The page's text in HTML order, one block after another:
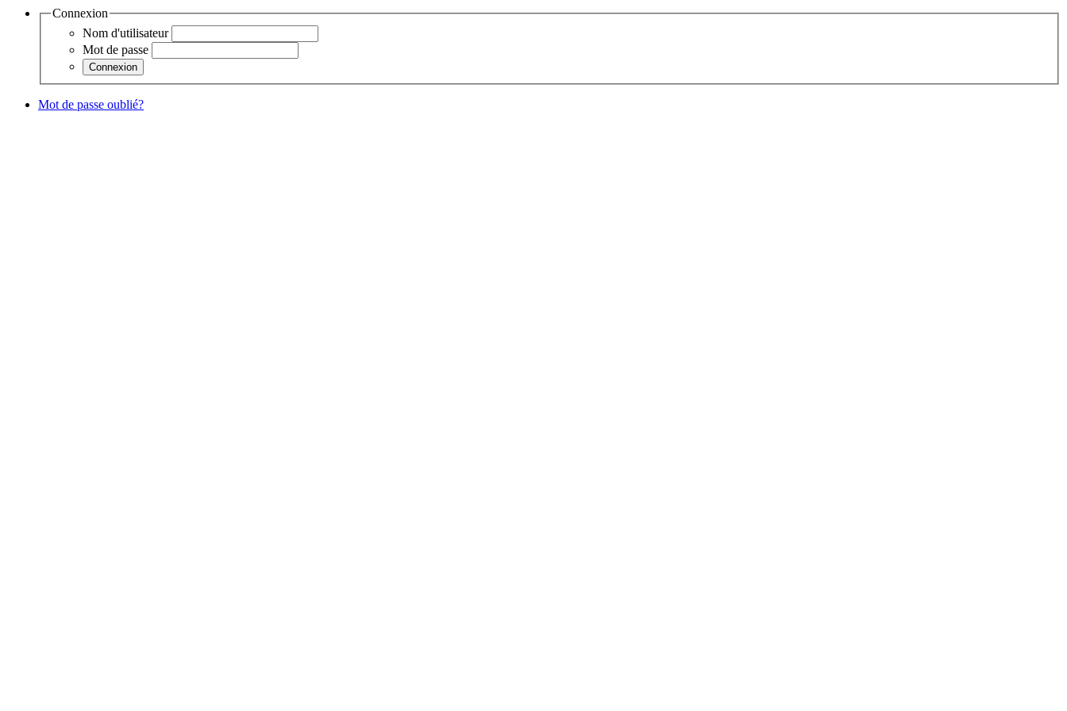
Connexion
Nom d'utilisateur
Mot de passe
Mot de passe oublié?